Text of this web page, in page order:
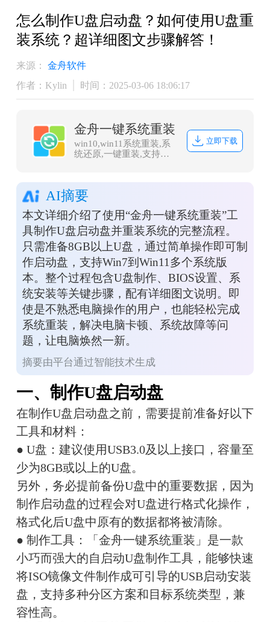
怎么制作U盘启动盘？如何使用U盘重
装系统？超详细图文步骤解答！
来源：
金舟软件
作者：Kylin
时间：2025-03-06 18:06:17
金舟一键系统重装
win10,win11系统重装,系
统还原,一键重装,支持笔
师，安全纯净无捆绑，全
程无人值守，支持
Win10/win11系统的在线
重装
立即下载
AI摘要
本文详细介绍了使用“金舟一键系统重装”工
具制作U盘启动盘并重装系统的完整流程。
只需准备8GB以上U盘，通过简单操作即可制
作启动盘，支持Win7到Win11多个系统版
本。整个过程包含U盘制作、BIOS设置、系
统安装等关键步骤，配有详细图文说明。即
使是不熟悉电脑操作的用户，也能轻松完成
系统重装，解决电脑卡顿、系统故障等问
题，让电脑焕然一新。
摘要由平台通过智能技术生成
一、制作U盘启动盘
在制作U盘启动盘之前，需要提前准备好以下
工具和材料：
● U盘：建议使用USB3.0及以上接口，容量至
少为8GB或以上的U盘。
另外，务必提前备份U盘中的重要数据，因为
制作启动盘的过程会对U盘进行格式化操作，
格式化后U盘中原有的数据都将被清除。
● 制作工具：「金舟一键系统重装」是一款
小巧而强大的自启动U盘制作工具，能够快速
将ISO镜像文件制作成可引导的USB启动安装
盘，支持多种分区方案和目标系统类型，兼
容性高。